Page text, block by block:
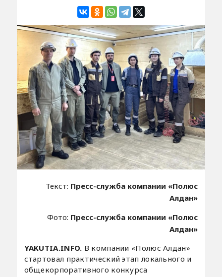
Текст: Пресс-служба компании «Полюс
Алдан»
Фото: Пресс-служба компании «Полюс
Алдан»
YAKUTIA.INFO. В компании «Полюс Алдан»
стартовал практический этап локального и
общекорпоративного конкурса